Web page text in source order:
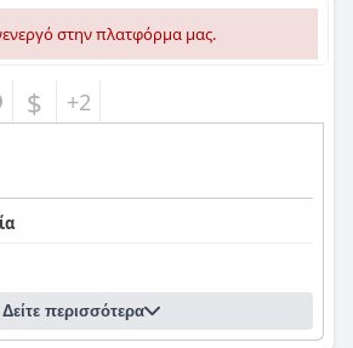
στην πλατφόρμα μας.
$ +2
Δείτε περισσότερα